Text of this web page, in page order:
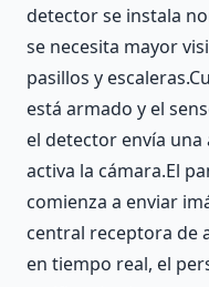
detector se instala
se necesita mayor
pasillos y
está armado y el
el detector envía
activa la cámara.El
comienza a enviar
central receptora de
en tiempo real, el